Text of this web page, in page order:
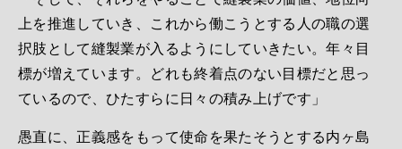
上を推進していき、これから働こうとする人の職の選
択肢として縫製業が入るようにしていきたい。年々目
標が増えています。どれも終着点のない目標だと思っ
ているので、ひたすらに日々の積み上げです」
愚直に、正義感をもって使命を果たそうとする内ヶ島